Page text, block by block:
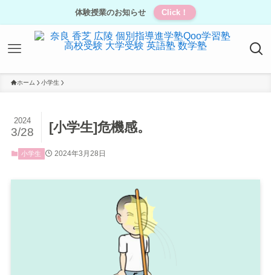
体験授業のお知らせ Click！
ホーム 小学生
[小学生]危機感。
2024
3/28
小学生 2024年3月28日